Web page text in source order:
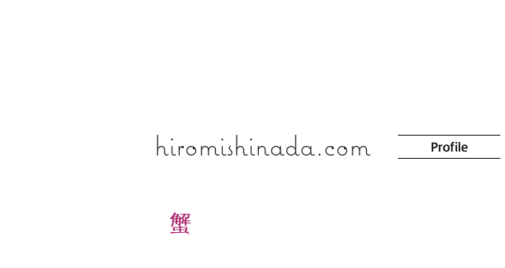
​​​​​​​hiromishinada.com Profile
蟹